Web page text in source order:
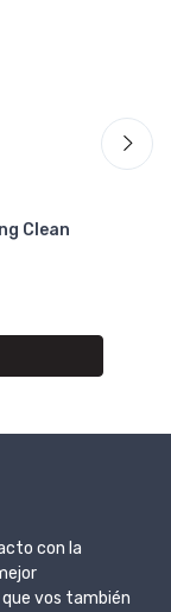
Clean
con la
vos también